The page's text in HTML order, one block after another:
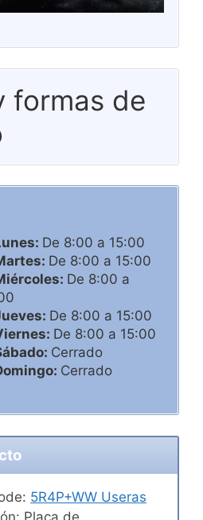
formas de
De 8:00 a 15:00
De 8:00 a 15:00
De 8:00 a
De 8:00 a 15:00
De 8:00 a 15:00
Cerrado
Cerrado
5R4P+WW Useras